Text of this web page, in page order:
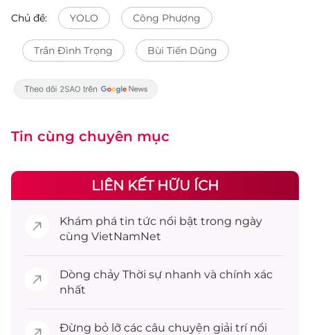
Chủ đề: YOLO Công Phượng
Trần Đình Trọng Bùi Tiến Dũng
Tin cùng chuyên mục
LIÊN KẾT HỮU ÍCH
Khám phá tin tức nổi bật trong ngày
cùng VietNamNet
Dòng chảy Thời sự nhanh và chính xác
nhất
Đừng bỏ lỡ các câu chuyện giải trínổi